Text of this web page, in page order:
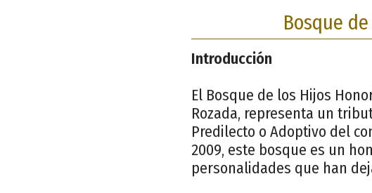
Bosque
Introducción
El Bosque de los Hijos
Rozada, representa un
Predilecto o Adoptivo del
2009, este bosque es un
personalidades que han